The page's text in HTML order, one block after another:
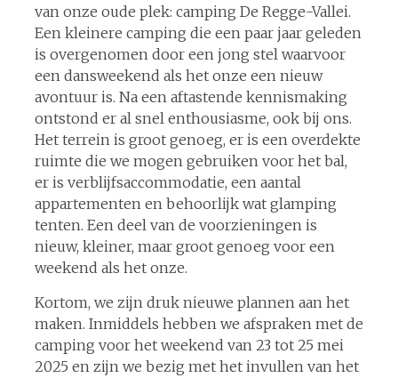
van onze oude plek: camping De Regge-Vallei.
Een kleinere camping die een paar jaar geleden
is overgenomen door een jong stel waarvoor
een dansweekend als het onze een nieuw
avontuur is. Na een aftastende kennismaking
ontstond er al snel enthousiasme, ook bij ons.
Het terrein is groot genoeg, er is een overdekte
ruimte die we mogen gebruiken voor het bal,
er is verblijfsaccommodatie, een aantal
appartementen en behoorlijk wat glamping
tenten. Een deel van de voorzieningen is
nieuw, kleiner, maar groot genoeg voor een
weekend als het onze.
Kortom, we zijn druk nieuwe plannen aan het
maken. Inmiddels hebben we afspraken met de
camping voor het weekend van 23 tot 25 mei
2025 en zijn we bezig met het invullen van het